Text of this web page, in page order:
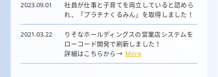
2023.09.01
社員が仕事と子育てを両立していると認めら
れ、「プラチナくるみん」を取得しました！
2021.03.22
りそなホールディングスの営業店システムを
ローコード開発で刷新しました！
詳細はこちらから→ More